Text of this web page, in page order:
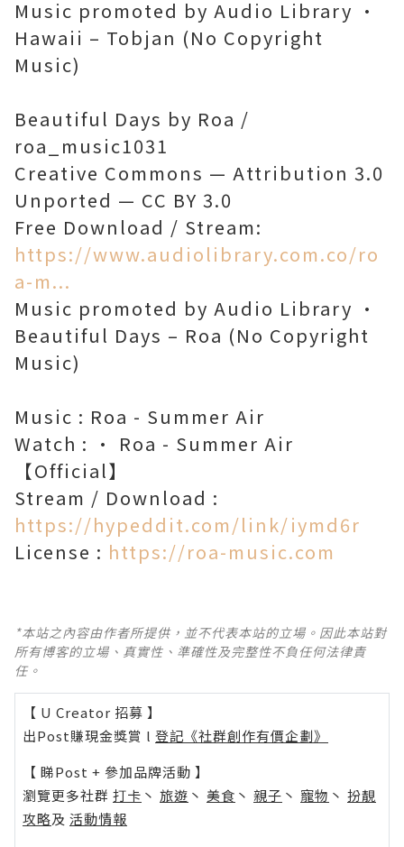
Music promoted by Audio Library •
Hawaii – Tobjan (No Copyright
Music)
Beautiful Days by Roa /
roa_music1031
Creative Commons — Attribution 3.0
Unported — CC BY 3.0
Free Download / Stream:
https://www.audiolibrary.com.co/ro
a-m...
Music promoted by Audio Library •
Beautiful Days – Roa (No Copyright
Music)
Music : Roa - Summer Air
Watch : • Roa - Summer Air
【Official】
Stream / Download :
https://hypeddit.com/link/iymd6r
License : https://roa-music.com
*本站之內容由作者所提供，並不代表本站的立場。因此本站對
所有博客的立場、真實性、準確性及完整性不負任何法律責
任。
【 U Creator 招募 】
出Post賺現金獎賞 l 登記《社群創作有價企劃》
【 睇Post + 參加品牌活動 】
瀏覽更多社群 打卡 丶 旅遊 丶 美食 丶 親子 丶 寵物 丶 扮靚
攻略及 活動情報